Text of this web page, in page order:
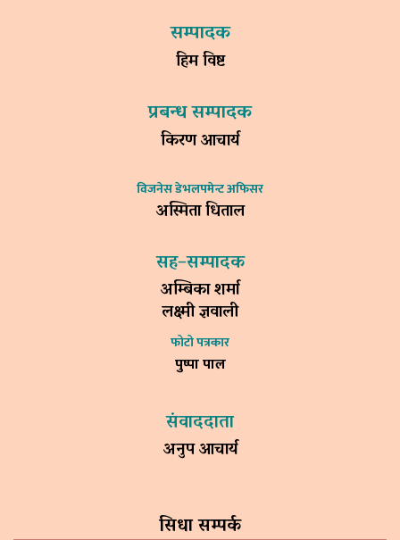
सम्पादक
हिम विष्ट
प्रबन्ध सम्पादक
किरण आचार्य
विजनेस डेभलपमेन्ट अफिसर
अस्मिता धिताल
सह–सम्पादक
अम्बिका शर्मा
लक्ष्मी ज्ञवाली
फोटो पत्रकार
पुष्पा पाल
संवाददाता
अनुप आचार्य
सिधा सम्पर्क